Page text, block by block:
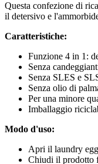
Questa confezione di
il detersivo e
Caratteristiche:
Funzione 4 in 1:
Senza
Senza SLES e
Senza olio di
Per una minore
Imballaggio
Modo d'uso:
Apri il laundry
Chiudi il prodotto